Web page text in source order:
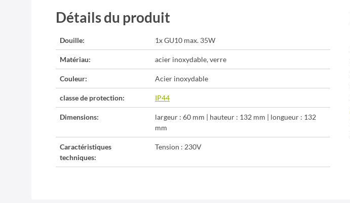
Détails du produit
Douille: 1x GU10 max. 35W
Matériau: acier inoxydable, verre
Couleur: Acier inoxydable
classe de protection: IP44
Dimensions:
largeur : 60 mm | hauteur : 132 mm | longueur : 132
mm
Caractéristiques
techniques:
Tension : 230V